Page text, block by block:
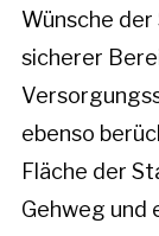
Wünsche
sicherer
ebenso
Fläche der
Gehweg und